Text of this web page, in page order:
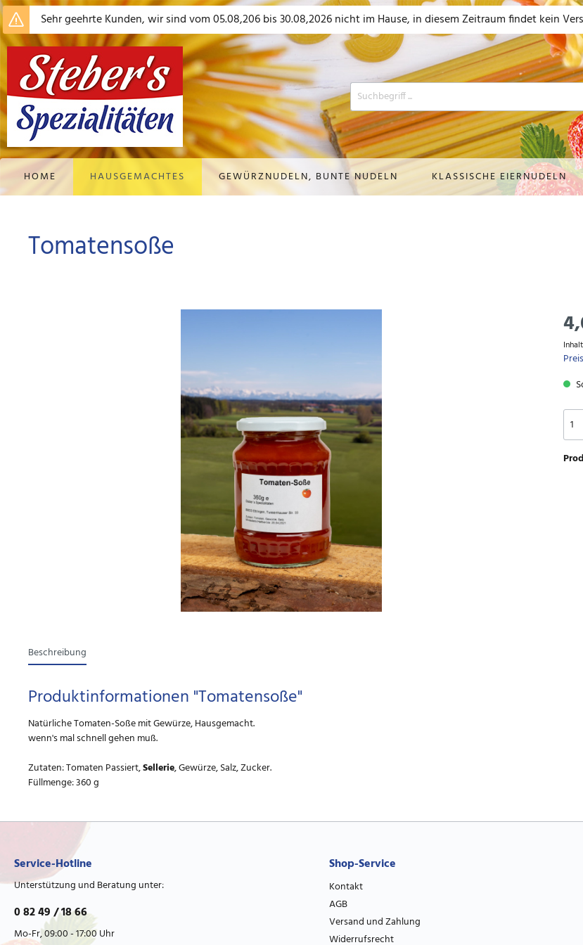
Sehr geehrte Kunden, wir sind vom 05.08,206 bis 30.08,2026 nicht im Hause, in diesem Zeitraum findet kein
HOME HAUSGEMACHTES GEWÜRZNUDELN, BUNTE NUDELN KLASSISCHE EIERNUDELN
Tomatensoße
Beschreibung
Produktinformationen "Tomatensoße"
Natürliche Tomaten-Soße mit Gewürze, Hausgemacht.
wenn's mal schnell gehen muß.
Zutaten: Tomaten Passiert,Sellerie, Gewürze, Salz, Zucker.
Füllmenge: 360 g
Service-Hotline
Unterstützung und Beratung unter:
0 82 49 / 18 66
Mo-Fr, 09:00 - 17:00 Uhr
Shop-Service
Kontakt
AGB
Versand und Zahlung
Widerrufsrecht